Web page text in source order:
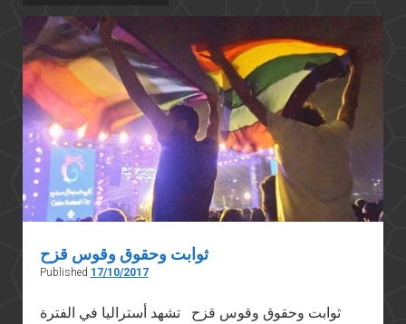
كتابات أكاديمية
مقالات صحافية
بوستات من فيسبوك
مقابلات في الإعلام
Languages
ثوابت وحقوق وقوس قزح
Published 17/10/2017
ثوابت وحقوق وقوس قزح تشهد أستراليا في الفترة